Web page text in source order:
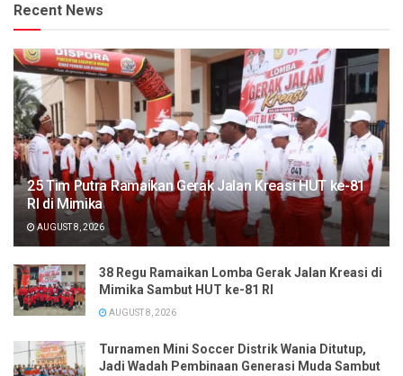
Recent News
25 Tim Putra Ramaikan Gerak Jalan Kreasi HUT ke-81
RI di Mimika
AUGUST 8, 2026
38 Regu Ramaikan Lomba Gerak Jalan Kreasi di
Mimika Sambut HUT ke-81 RI
AUGUST 8, 2026
Turnamen Mini Soccer Distrik Wania Ditutup,
Jadi Wadah Pembinaan Generasi Muda Sambut